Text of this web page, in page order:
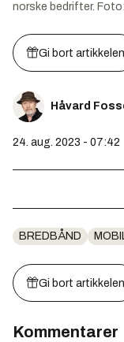
norske bedrifter. Foto:
Gi bort artikkelen
Håvard
24. aug. 2023 - 07:42
BREDBÅND
Gi bort artikkelen
Kommentarer